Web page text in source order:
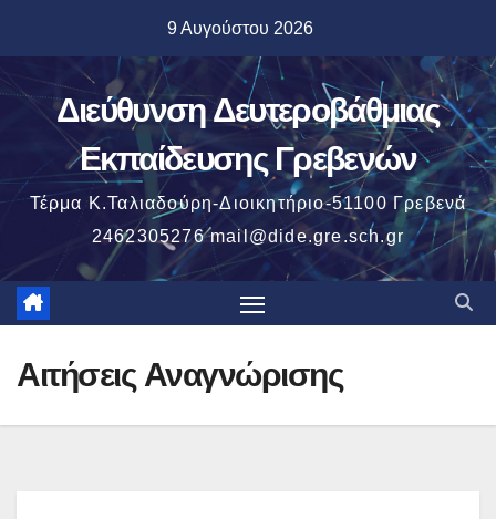
περιεχόμενο
9 Αυγούστου 2026
Διεύθυνση Δευτεροβάθμιας
Εκπαίδευσης Γρεβενών
Τέρμα Κ.Ταλιαδούρη-Διοικητήριο-51100 Γρεβενά
2462305276 mail@dide.gre.sch.gr
Αιτήσεις Αναγνώρισης